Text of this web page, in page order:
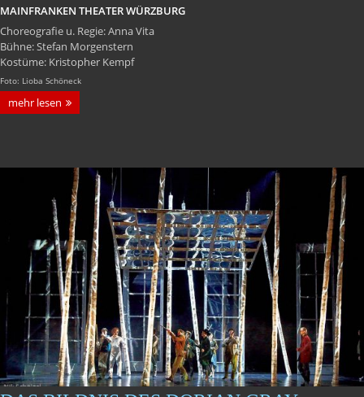
MAINFRANKEN THEATER WÜRZBURG
Choreografie u. Regie: Anna Vita
Bühne: Stefan Morgenstern
Kostüme: Kristopher Kempf
Foto: Lioba Schöneck
mehr lesen